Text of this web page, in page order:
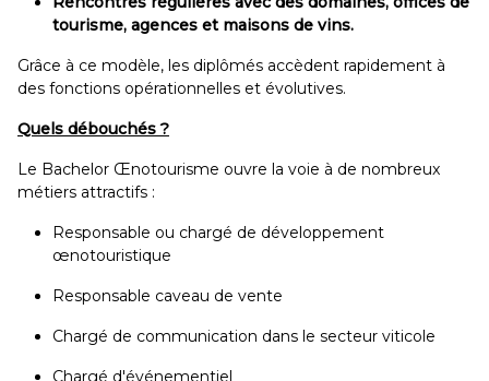
tourisme, agences et maisons de vins.
Grâce à ce modèle, les diplômés accèdent rapidement à
des fonctions opérationnelles et évolutives.
Quels débouchés ?
Le Bachelor Œnotourisme ouvre la voie à de nombreux
métiers attractifs :
Responsable ou chargé de développement
œnotouristique
Responsable caveau de vente
Chargé de communication dans le secteur viticole
Chargé d'événementiel